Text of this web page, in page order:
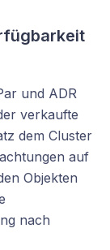
und ADR
verkaufte
dem Cluster
auf
Objekten
nach